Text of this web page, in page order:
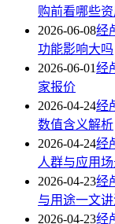
购前看哪些
2026-06-08经
功能影响大吗
2026-06-01经
家报价
2026-04-24经
数值含义解析
2026-04-24经
人群与应用
2026-04-23经
与用途一文
2026-04-23经